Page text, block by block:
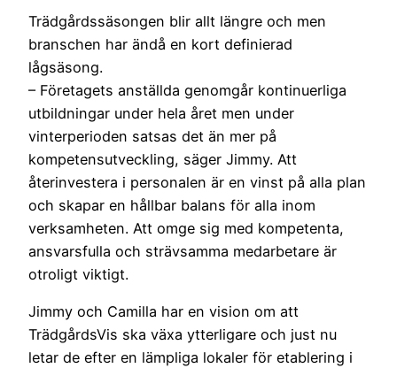
Trädgårdssäsongen blir allt längre och men
branschen har ändå en kort definierad
lågsäsong.
– Företagets anställda genomgår kontinuerliga
utbildningar under hela året men under
vinterperioden satsas det än mer på
kompetensutveckling, säger Jimmy. Att
återinvestera i personalen är en vinst på alla plan
och skapar en hållbar balans för alla inom
verksamheten. Att omge sig med kompetenta,
ansvarsfulla och strävsamma medarbetare är
otroligt viktigt.
Jimmy och Camilla har en vision om att
TrädgårdsVis ska växa ytterligare och just nu
letar de efter en lämpliga lokaler för etablering i